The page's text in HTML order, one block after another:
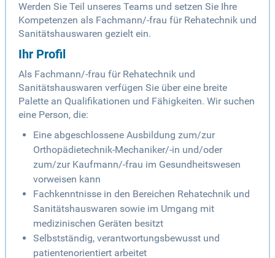
Werden Sie Teil unseres Teams und setzen Sie Ihre
Kompetenzen als Fachmann/-frau für Rehatechnik und
Sanitätshauswaren gezielt ein.
Ihr Profil
Als Fachmann/-frau für Rehatechnik und
Sanitätshauswaren verfügen Sie über eine breite
Palette an Qualifikationen und Fähigkeiten. Wir suchen
eine Person, die:
Eine abgeschlossene Ausbildung zum/zur
Orthopädietechnik-Mechaniker/-in und/oder
zum/zur Kaufmann/-frau im Gesundheitswesen
vorweisen kann
Fachkenntnisse in den Bereichen Rehatechnik und
Sanitätshauswaren sowie im Umgang mit
medizinischen Geräten besitzt
Selbstständig, verantwortungsbewusst und
patientenorientiert arbeitet